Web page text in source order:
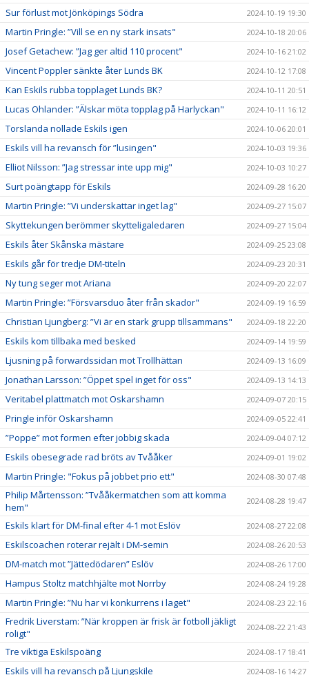
Sur förlust mot Jönköpings Södra 2024-10-19 19:30
Martin Pringle: ”Vill se en ny stark insats" 2024-10-18 20:06
Josef Getachew: ”Jag ger altid 110 procent" 2024-10-16 21:02
Vincent Poppler sänkte åter Lunds BK 2024-10-12 17:08
Kan Eskils rubba topplaget Lunds BK? 2024-10-11 20:51
Lucas Ohlander: ”Älskar möta topplag på Harlyckan" 2024-10-11 16:12
Torslanda nollade Eskils igen 2024-10-06 20:01
Eskils vill ha revansch för ”lusingen" 2024-10-03 19:36
Elliot Nilsson: ”Jag stressar inte upp mig" 2024-10-03 10:27
Surt poängtapp för Eskils 2024-09-28 16:20
Martin Pringle: ”Vi underskattar inget lag" 2024-09-27 15:07
Skyttekungen berömmer skytteligaledaren 2024-09-27 15:04
Eskils åter Skånska mästare 2024-09-25 23:08
Eskils går för tredje DM-titeln 2024-09-23 20:31
Ny tung seger mot Ariana 2024-09-20 22:07
Martin Pringle: ”Försvarsduo åter från skador" 2024-09-19 16:59
Christian Ljungberg: ”Vi är en stark grupp tillsammans" 2024-09-18 22:20
Eskils kom tillbaka med besked 2024-09-14 19:59
Ljusning på forwardssidan mot Trollhättan 2024-09-13 16:09
Jonathan Larsson: ”Öppet spel inget för oss" 2024-09-13 14:13
Veritabel plattmatch mot Oskarshamn 2024-09-07 20:15
Pringle inför Oskarshamn 2024-09-05 22:41
”Poppe” mot formen efter jobbig skada 2024-09-04 07:12
Eskils obesegrade rad bröts av Tvååker 2024-09-01 19:02
Martin Pringle: "Fokus på jobbet prio ett" 2024-08-30 07:48
Philip Mårtensson: ”Tvååkermatchen som att komma
hem"
2024-08-28 19:47
Eskils klart för DM-final efter 4-1 mot Eslöv 2024-08-27 22:08
Eskilscoachen roterar rejält i DM-semin 2024-08-26 20:53
DM-match mot ”Jättedödaren” Eslöv 2024-08-26 17:00
Hampus Stoltz matchhjälte mot Norrby 2024-08-24 19:28
Martin Pringle: ”Nu har vi konkurrens i laget" 2024-08-23 22:16
Fredrik Liverstam: ”När kroppen är frisk är fotboll jäkligt
roligt"
2024-08-22 21:43
Tre viktiga Eskilspoäng 2024-08-17 18:41
Eskils vill ha revansch på Ljungskile 2024-08-16 14:27